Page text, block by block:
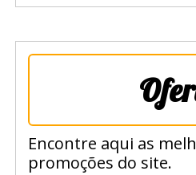
Encontre aqui as
promoções do site.